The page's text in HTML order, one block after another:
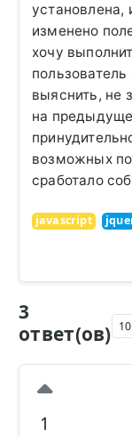
установлена,
изменено
хочу
пользователь
выяснить, не
на
возможных
сработало
javascript
3
ответ(ов)
1